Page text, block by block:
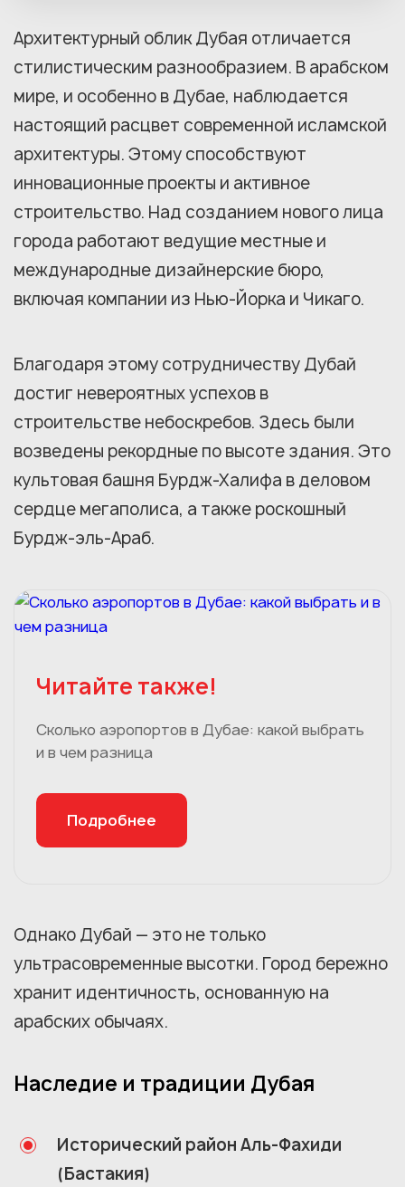
Архитектурный облик Дубая отличается
стилистическим разнообразием. В арабском
мире, и особенно в Дубае, наблюдается
настоящий расцвет современной исламской
архитектуры. Этому способствуют
инновационные проекты и активное
строительство. Над созданием нового лица
города работают ведущие местные и
международные дизайнерские бюро,
включая компании из Нью-Йорка и Чикаго.
Благодаря этому сотрудничеству Дубай
достиг невероятных успехов в
строительстве небоскребов. Здесь были
возведены рекордные по высоте здания. Это
культовая башня Бурдж-Халифа в деловом
сердце мегаполиса, а также роскошный
Бурдж-эль-Араб.
Читайте также!
Сколько аэропортов в Дубае: какой выбрать
и в чем разница
Подробнее
Однако Дубай — это не только
ультрасовременные высотки. Город бережно
хранит идентичность, основанную на
арабских обычаях.
Наследие и традиции Дубая
Исторический район Аль-Фахиди
(Бастакия)